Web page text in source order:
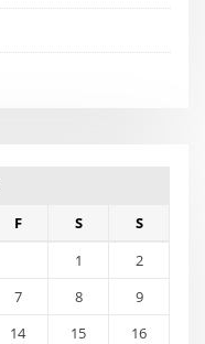
F S
S
1
2
7 8
9
14 15
16